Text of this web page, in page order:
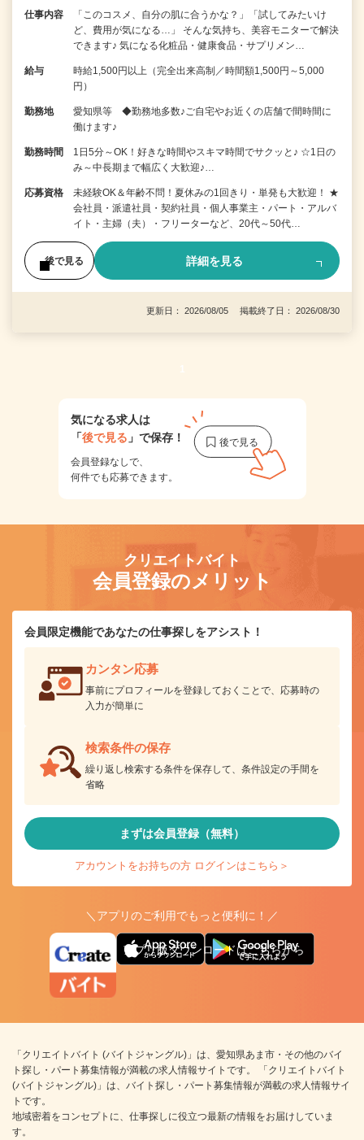
仕事内容
「このコスメ、自分の肌に合うかな？」「試してみたいけ
ど、費用が気になる…」 そんな気持ち、美容モニターで解決
できます♪ 気になる化粧品・健康食品・サプリメン…
給与
時給1,500円以上（完全出来高制／時間額1,500円～5,000
円）
勤務地
愛知県等 ◆勤務地多数♪ご自宅やお近くの店舗で間時間に
働けます♪
勤務時間
1日5分～OK！好きな時間やスキマ時間でサクッと♪ ☆1日の
み～中長期まで幅広く大歓迎♪…
応募資格
未経験OK＆年齢不問！夏休みの1回きり・単発も大歓迎！ ★
会社員・派遣社員・契約社員・個人事業主・パート・アルバ
イト・主婦（夫）・フリーターなど、20代～50代…
後で見る 詳細を見る
更新日： 2026/08/05 掲載終了日： 2026/08/30
1
気になる求人は
「後で見る 」で保存！
会員登録なしで、
何件でも応募できます。
クリエイトバイト
会員登録のメリット
会員限定機能であなたの仕事探しをアシスト！
カンタン応募
事前にプロフィールを登録しておくことで、応募時の
入力が簡単に
検索条件の保存
繰り返し検索する条件を保存して、条件設定の手間を
省略
まずは会員登録（無料）
アカウントをお持ちの方 ログインはこちら＞
＼アプリのご利用でもっと便利に！／
アプリ版ダウンロードはこちらから
「クリエイトバイト (バイトジャングル)」は、愛知県あま市・その他のバイ
ト探し・パート募集情報が満載の求人情報サイトです。 「クリエイトバイト
(バイトジャングル)」は、バイト探し・パート募集情報が満載の求人情報サイ
トです。
地域密着をコンセプトに、仕事探しに役立つ最新の情報をお届けしていま
す。